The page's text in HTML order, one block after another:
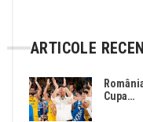
ARTICOLE
Cupa…